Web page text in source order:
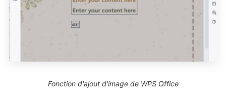
Fonction d'ajout d'image de WPS Office